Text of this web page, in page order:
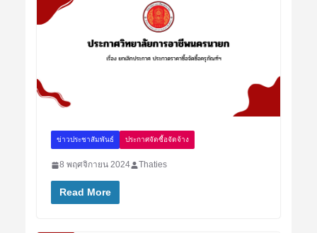
ข่าวประชาสัมพันธ์ ประกาศจัดซื้อจัดจ้าง
8 พฤศจิกายน 2024 Thaties
Read More